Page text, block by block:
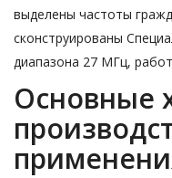
выделены частоты
сконструированы
диапазона 27 МГц,
Основные